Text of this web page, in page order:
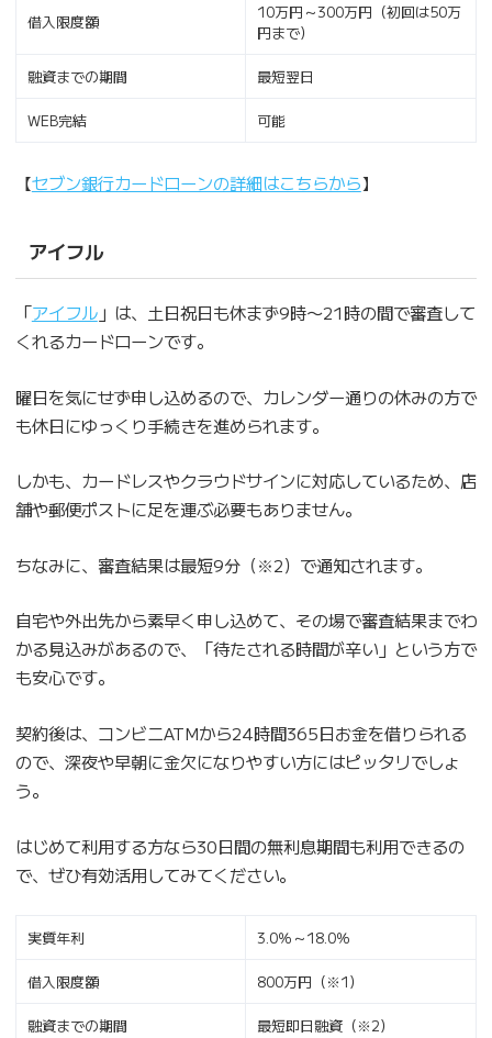
借入限度額
10万円～300万円（初回は50万
円まで）
融資までの期間 最短翌日
WEB完結 可能
【セブン銀行カードローンの詳細はこちらから】
アイフル
「アイフル」は、土日祝日も休まず9時〜21時の間で審査して
くれるカードローンです。
曜日を気にせず申し込めるので、カレンダー通りの休みの方で
も休日にゆっくり手続きを進められます。
しかも、カードレスやクラウドサインに対応しているため、店
舗や郵便ポストに足を運ぶ必要もありません。
ちなみに、審査結果は最短9分（※2）で通知されます。
自宅や外出先から素早く申し込めて、その場で審査結果までわ
かる見込みがあるので、「待たされる時間が辛い」という方で
も安心です。
契約後は、コンビニATMから24時間365日お金を借りられる
ので、深夜や早朝に金欠になりやすい方にはピッタリでしょ
う。
はじめて利用する方なら30日間の無利息期間も利用できるの
で、ぜひ有効活用してみてください。
実質年利 3.0％～18.0％
借入限度額 800万円（※1）
融資までの期間 最短即日融資（※2）